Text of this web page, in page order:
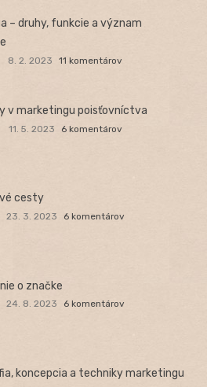
– druhy, funkcie a význam
8. 2. 2023 11 komentárov
v marketingu poisťovníctva
11. 5. 2023 6 komentárov
cesty
23. 3. 2023 6 komentárov
o značke
24. 8. 2023 6 komentárov
koncepcia a techniky marketingu